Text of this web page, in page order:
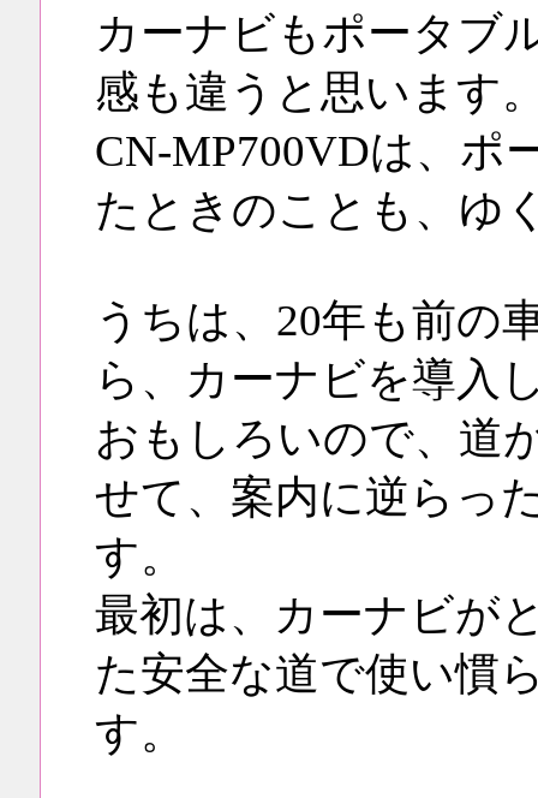
カーナビもポータブ
感も違うと思います
CN-MP700VDは、ポ
たときのことも、ゆ
うちは、20年も前の
ら、カーナビを導入
おもしろいので、道
せて、案内に逆らっ
す。
最初は、カーナビが
た安全な道で使い慣
す。